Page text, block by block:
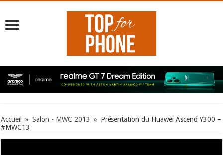
Accueil » Salon - MWC 2013 » Présentation du Huawei Ascend Y300 –
#MWC13